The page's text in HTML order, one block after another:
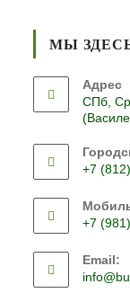
МЫ
Адрес
СПб,
+7
в
вашем
+7
в
вашем
Email: